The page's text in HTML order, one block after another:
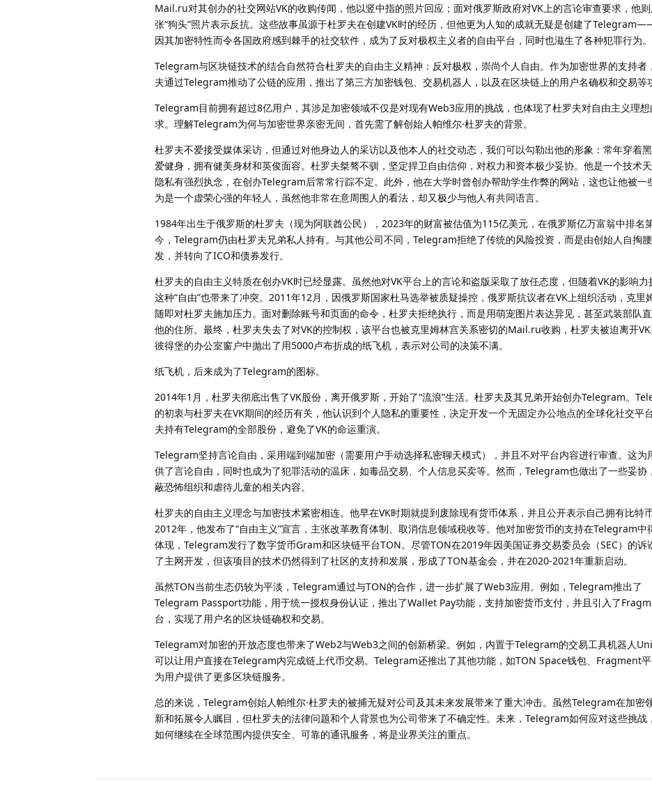
Mail.ru对其创办的社交网站VK的收购传闻，他以竖中指的照片回应；面对俄罗斯政府对VK上的言论审查要求，他
张“狗头”照片表示反抗。这些故事虽源于杜罗夫在创建VK时的经历，但他更为人知的成就无疑是创建了
因其加密特性而令各国政府感到棘手的社交软件，成为了反对极权主义者的自由平台，同时也滋生了各种犯罪行为。
Telegram与区块链技术的结合自然符合杜罗夫的自由主义精神：反对极权，崇尚个人自由。作为加密世界的支持者
夫通过Telegram推动了公链的应用，推出了第三方加密钱包、交易机器人，以及在区块链上的用户名确权和交易等
Telegram目前拥有超过8亿用户，其涉足加密领域不仅是对现有Web3应用的挑战，也体现了杜罗夫对自由主义理想
求。理解Telegram为何与加密世界亲密无间，首先需了解创始人帕维尔·杜罗夫的背景。
杜罗夫不爱接受媒体采访，但通过对他身边人的采访以及他本人的社交动态，我们可以勾勒出他的形象：常年穿着
爱健身，拥有健美身材和英俊面容。杜罗夫桀骜不驯，坚定捍卫自由信仰，对权力和资本极少妥协。他是一个技术
隐私有强烈执念，在创办Telegram后常常行踪不定。此外，他在大学时曾创办帮助学生作弊的网站，这也让他被一
为是一个虚荣心强的年轻人，虽然他非常在意周围人的看法，却又极少与他人有共同语言。
1984年出生于俄罗斯的杜罗夫（现为阿联酋公民），2023年的财富被估值为115亿美元，在俄罗斯亿万富翁中排名
今，Telegram仍由杜罗夫兄弟私人持有。与其他公司不同，Telegram拒绝了传统的风险投资，而是由创始人自掏
发，并转向了ICO和债券发行。
杜罗夫的自由主义特质在创办VK时已经显露。虽然他对VK平台上的言论和盗版采取了放任态度，但随着VK的影响力
这种“自由”也带来了冲突。2011年12月，因俄罗斯国家杜马选举被质疑操控，俄罗斯抗议者在VK上组织活动，克里
随即对杜罗夫施加压力。面对删除账号和页面的命令，杜罗夫拒绝执行，而是用萌宠图片表达异见，甚至武装部队
他的住所。最终，杜罗夫失去了对VK的控制权，该平台也被克里姆林宫关系密切的Mail.ru收购，杜罗夫被迫离开
彼得堡的办公室窗户中抛出了用5000卢布折成的纸飞机，表示对公司的决策不满。
纸飞机，后来成为了Telegram的图标。
2014年1月，杜罗夫彻底出售了VK股份，离开俄罗斯，开始了“流浪”生活。杜罗夫及其兄弟开始创办Telegram。
的初衷与杜罗夫在VK期间的经历有关，他认识到个人隐私的重要性，决定开发一个无固定办公地点的全球化社交平
夫持有Telegram的全部股份，避免了VK的命运重演。
Telegram坚持言论自由，采用端到端加密（需要用户手动选择私密聊天模式），并且不对平台内容进行审查。这为
供了言论自由，同时也成为了犯罪活动的温床，如毒品交易、个人信息买卖等。然而，Telegram也做出了一些妥协
蔽恐怖组织和虐待儿童的相关内容。
杜罗夫的自由主义理念与加密技术紧密相连。他早在VK时期就提到废除现有货币体系，并且公开表示自己拥有比特币
2012年，他发布了“自由主义”宣言，主张改革教育体制、取消信息领域税收等。他对加密货币的支持在Telegram中
体现，Telegram发行了数字货币Gram和区块链平台TON。尽管TON在2019年因美国证券交易委员会（SEC）的诉
了主网开发，但该项目的技术仍然得到了社区的支持和发展，形成了TON基金会，并在2020-2021年重新启动。
虽然TON当前生态仍较为平淡，Telegram通过与TON的合作，进一步扩展了Web3应用。例如，Telegram推出了
Telegram Passport功能，用于统一授权身份认证，推出了Wallet Pay功能，支持加密货币支付，并且引入了
台，实现了用户名的区块链确权和交易。
Telegram对加密的开放态度也带来了Web2与Web3之间的创新桥梁。例如，内置于Telegram的交易工具机器人
可以让用户直接在Telegram内完成链上代币交易。Telegram还推出了其他功能，如TON Space钱包、Fragment平
为用户提供了更多区块链服务。
总的来说，Telegram创始人帕维尔·杜罗夫的被捕无疑对公司及其未来发展带来了重大冲击。虽然Telegram在加密
新和拓展令人瞩目，但杜罗夫的法律问题和个人背景也为公司带来了不确定性。未来，Telegram如何应对这些挑战
如何继续在全球范围内提供安全、可靠的通讯服务，将是业界关注的重点。